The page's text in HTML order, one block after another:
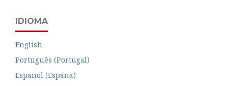
IDIOMA
English
Português (Portugal)
Español (España)